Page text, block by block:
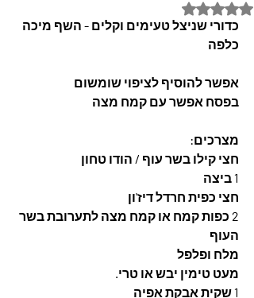
דירוג של NaN מתוך 5 כוכבים
כדורי שניצל טעימים וקלים - השף מיכה
כלפה
אפשר להוסיף לציפוי שומשום
בפסח אפשר עם קמח מצה
מצרכים:
חצי קילו בשר עוף / הודו טחון
1 ביצה
חצי כפית חרדל דיז'ון
2 כפות קמח או קמח מצה לתערובת בשר
העוף
מלח ופלפל
מעט טימין יבש או טרי.
1 שקית אבקת אפיה